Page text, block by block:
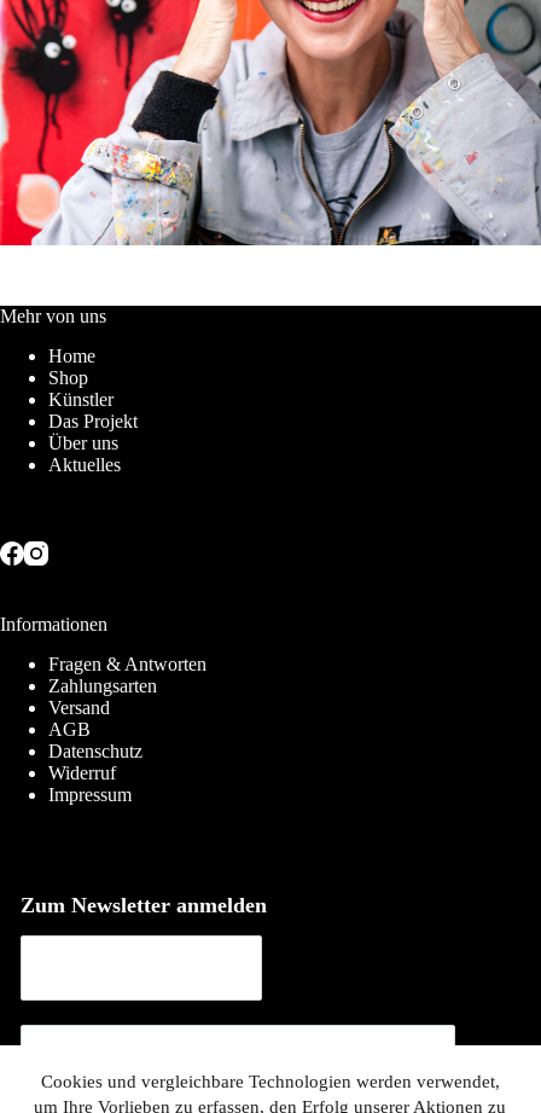
Cookies und vergleichbare Technologien werden verwendet,
um Ihre Vorlieben zu erfassen, den Erfolg unserer Aktionen zu
Mehr von uns
Home
Shop
Künstler
Das Projekt
Über uns
Aktuelles
Informationen
Fragen & Antworten
Zahlungsarten
Versand
AGB
Datenschutz
Widerruf
Impressum
Zum Newsletter anmelden